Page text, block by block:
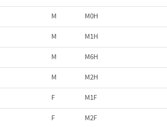
M M0H
M M1H
M M6H
M M2H
F M1F
F M2F